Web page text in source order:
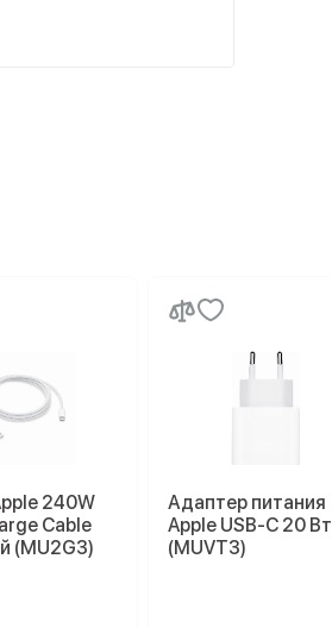
240W
Cable
(MU2G3)
Адаптер питания
Apple USB-C 20 Вт
(MUVT3)